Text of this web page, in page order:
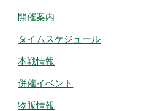
開催案内
タイムスケジュール
本戦情報
併催イベント
物販情報